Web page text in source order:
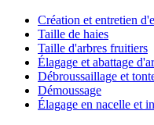
Création et entretien
Taille de haies
Taille d'arbres fruitiers
Élagage et abattage
Débroussaillage et
Démoussage
Élagage en nacelle et